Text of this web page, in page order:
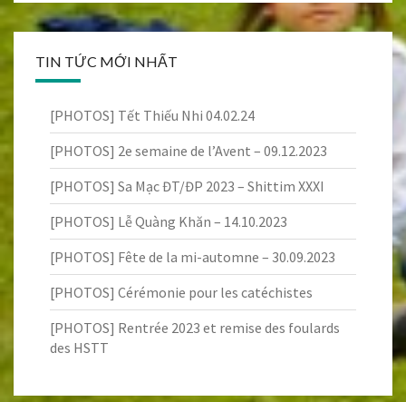
TIN TỨC MỚI NHẤT
[PHOTOS] Tết Thiếu Nhi 04.02.24
[PHOTOS] 2e semaine de l’Avent – 09.12.2023
[PHOTOS] Sa Mạc ĐT/ĐP 2023 – Shittim XXXI
[PHOTOS] Lễ Quàng Khăn – 14.10.2023
[PHOTOS] Fête de la mi-automne – 30.09.2023
[PHOTOS] Cérémonie pour les catéchistes
[PHOTOS] Rentrée 2023 et remise des foulards
des HSTT